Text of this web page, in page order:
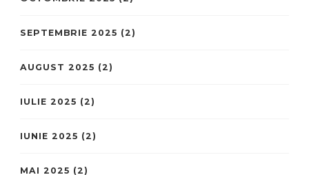
SEPTEMBRIE 2025 (2)
AUGUST 2025 (2)
IULIE 2025 (2)
IUNIE 2025 (2)
MAI 2025 (2)